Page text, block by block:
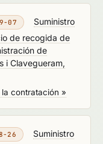
07
Suministro
de recogida de
de
i Clavegueram,
la contratación »
26
Suministro